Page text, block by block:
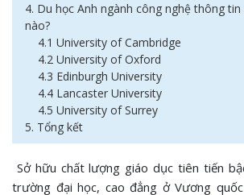
4. Du học Anh ngành công nghệ thông
nào?
4.1 University of Cambridge
4.2 University of Oxford
4.3 Edinburgh University
4.4 Lancaster University
4.5 University of Surrey
5. Tổng kết
Sở hữu chất lượng giáo dục tiên tiến
trường đại học, cao đẳng ở Vương